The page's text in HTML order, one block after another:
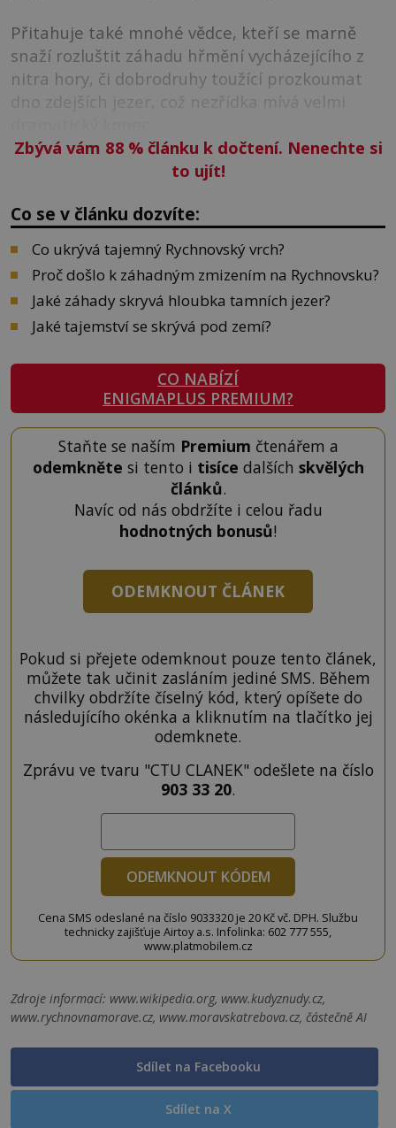
Přitahuje také mnohé vědce, kteří se marně
snaží rozluštit záhadu hřmění vycházejícího z
nitra hory, či dobrodruhy toužící prozkoumat
dno zdejších jezer, což nezřídka mívá velmi
Zbývá vám 88 %článku k dočtení. Nenechte si
to ujít!
Co se v článku dozvíte:
Co ukrývá tajemný Rychnovský vrch?
Proč došlo k záhadným zmizením na Rychnovsku?
Jaké záhady skryvá hloubka tamních jezer?
Jaké tajemství se skrývá pod zemí?
CO NABÍZÍ
ENIGMAPLUS PREMIUM?
Staňte se naším Premium čtenářem a
odemkněte si tento i tisíce dalších skvělých
článků.
Navíc od nás obdržíte i celou řadu
hodnotných bonusů!
ODEMKNOUT ČLÁNEK
Pokud si přejete odemknout pouze tento článek,
můžete tak učinit zasláním jediné SMS. Během
chvilky obdržíte číselný kód, který opíšete do
následujícího okénka a kliknutím na tlačítko jej
odemknete.
Zprávu ve tvaru "CTU CLANEK" odešlete na číslo
903 33 20.
ODEMKNOUT KÓDEM
Cena SMS odeslané na číslo 9033320 je 20 Kč vč. DPH. Službu
technicky zajišťuje Airtoy a.s. Infolinka: 602 777 555,
www.platmobilem.cz
Zdroje informací: www.wikipedia.org, www.kudyznudy.cz,
www.rychnovnamorave.cz, www.moravskatrebova.cz, částečně AI
Sdílet na Facebooku
Sdílet na X